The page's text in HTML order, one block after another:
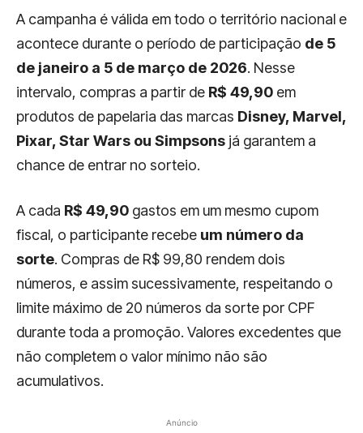
A campanha é válida em todo o território nacional e
acontece durante o período de participação de 5
de janeiro a 5 de março de 2026. Nesse
intervalo, compras a partir de R$ 49,90 em
produtos de papelaria das marcas Disney, Marvel,
Pixar, Star Wars ou Simpsons já garantem a
chance de entrar no sorteio.
A cada R$ 49,90 gastos em um mesmo cupom
fiscal, o participante recebe um número da
sorte. Compras de R$ 99,80 rendem dois
números, e assim sucessivamente, respeitando o
limite máximo de 20 números da sorte por CPF
durante toda a promoção. Valores excedentes que
não completem o valor mínimo não são
acumulativos.
Anúncio